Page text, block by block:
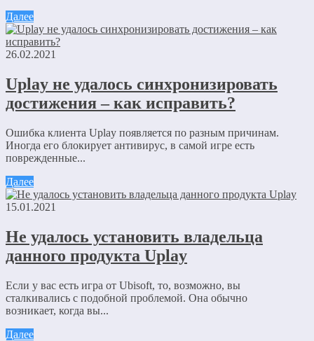
Далее
26.02.2021
Uplay не удалось синхронизировать
достижения – как исправить?
Ошибка клиента Uplay появляется по разным причинам.
Иногда его блокирует антивирус, в самой игре есть
поврежденные...
Далее
15.01.2021
Не удалось установить владельца
данного продукта Uplay
Если у вас есть игра от Ubisoft, то, возможно, вы
сталкивались с подобной проблемой. Она обычно
возникает, когда вы...
Далее